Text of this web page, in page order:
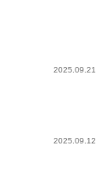
2025.09.21
2025.09.12